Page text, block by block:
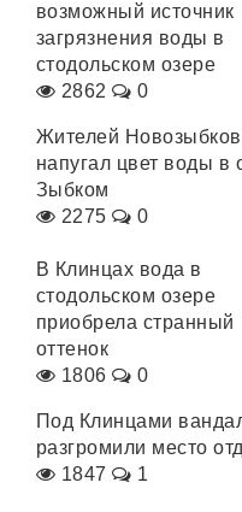
возможный источник
загрязнения воды в
стодольском озере
2862
0
Жителей
напугал цвет воды в
Зыбком
2275
0
В Клинцах вода в
стодольском озере
приобрела странный
оттенок
1806
0
Под Клинцами
разгромили место
1847
1